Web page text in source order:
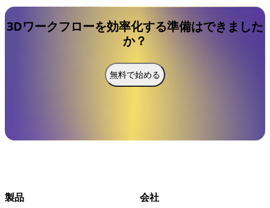
3Dワークフローを効率化する準備はできました
か？
無料で始める
製品 会社